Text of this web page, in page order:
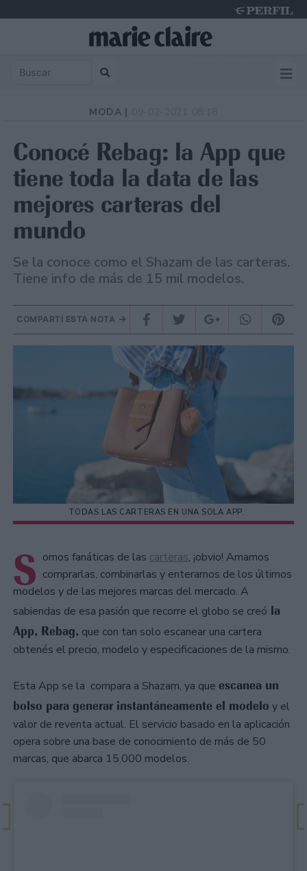
MODA |
Conocé Rebag: la App que
tiene toda la data de las
mejores carteras del
mundo
Se la conoce como el Shazam de las carteras.
Tiene info de más de 15 mil modelos.
COMPARTÍ ESTA NOTA
TODAS LAS CARTERAS EN UNA SOLA APP.
S omos fanáticas de las carteras, ¡obvio! Amamos
comprarlas, combinarlas y enterarnos de los últimos
modelos y de las mejores marcas del mercado. A
sabiendas de esa pasión que recorre el globo se creó la
App, Rebag, que con tan solo escanear una cartera
obtenés el precio, modelo y especificaciones de la mismo.
Esta App se la compara a Shazam, ya que escanea un
bolso para generar instantáneamente el modelo y el
valor de reventa actual. El servicio basado en la aplicación
opera sobre una base de conocimiento de más de 50
marcas, que abarca 15.000 modelos.